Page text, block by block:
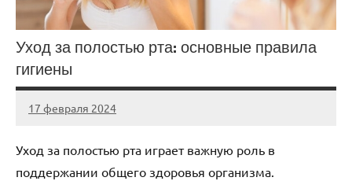
Уход за полостью рта: основные правила
гигиены
17 февраля 2024
Avtor
Нет
Уход за полостью рта играет важную роль в
поддержании общего здоровья организма.